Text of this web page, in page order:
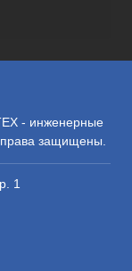
- инженерные
права защищены.
1